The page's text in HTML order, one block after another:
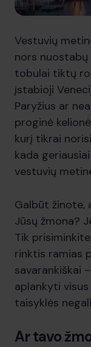
Vestuvių
nors nuostabų
tobulai tiktų
įstabioji
Paryžius ar
proginė
kurį tikrai
kada
vestuvių
Galbūt žinote,
Jūsų žmona?
Tik
rinktis ramias
savarankiškai
aplankyti
taisyklės
Ar tavo